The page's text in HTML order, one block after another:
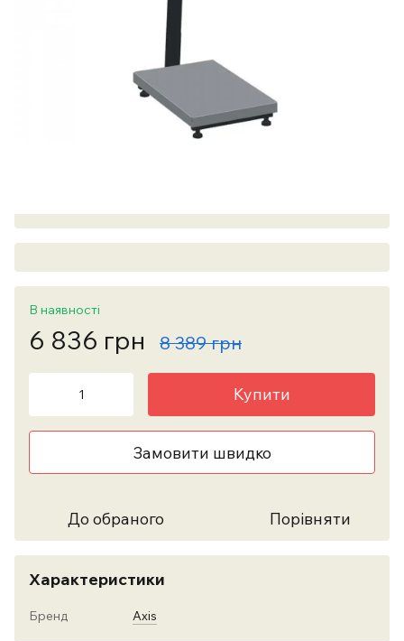
В наявності
6 836 грн 8 389 грн
Купити
Замовити швидко
До обраного Порівняти
Характеристики
Бренд Axis